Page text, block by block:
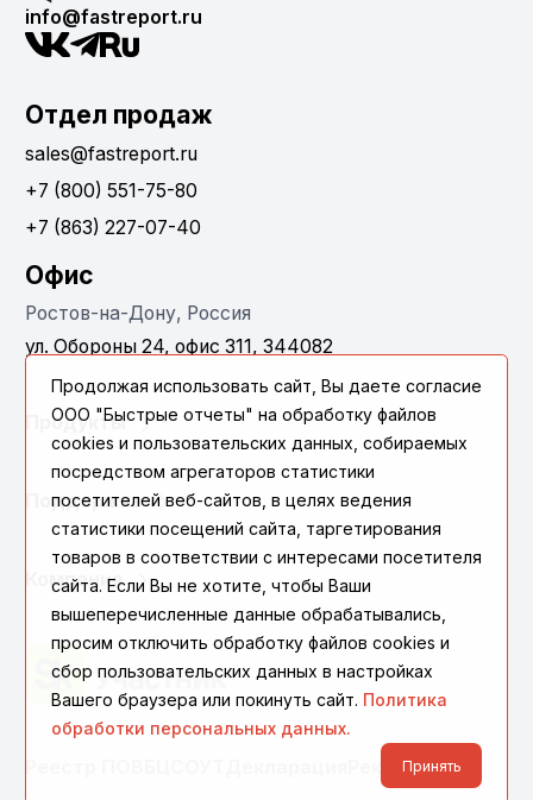
info@fastreport.ru
Отдел продаж
sales@fastreport.ru
+7 (800) 551-75-80
+7 (863) 227-07-40
Офис
Ростов-на-Дону, Россия
ул. Обороны 24, офис 311, 344082
Продукты
Поддержка
Компания
Реквизиты
Продолжая использовать сайт, Вы даете согласие
ООО "Быстрые отчеты" на обработку файлов
cookies и пользовательских данных, собираемых
посредством агрегаторов статистики
посетителей веб-сайтов, в целях ведения
статистики посещений сайта, таргетирования
товаров в соответствии с интересами посетителя
сайта. Если Вы не хотите, чтобы Ваши
вышеперечисленные данные обрабатывались,
просим отключить обработку файлов cookies и
сбор пользовательских данных в настройках
Вашего браузера или покинуть сайт. Политика
обработки персональных данных.
Принять